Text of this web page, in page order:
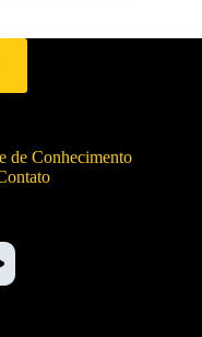
de Conhecimento